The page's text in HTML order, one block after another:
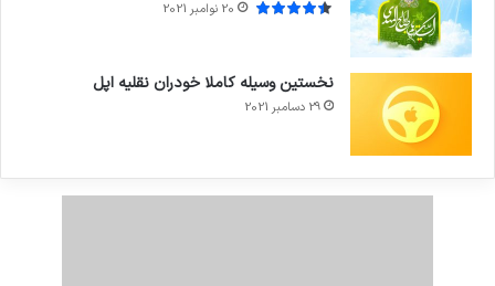
20 نوامبر 2021
نخستین وسیله کاملا خودران نقلیه اپل
29 دسامبر 2021